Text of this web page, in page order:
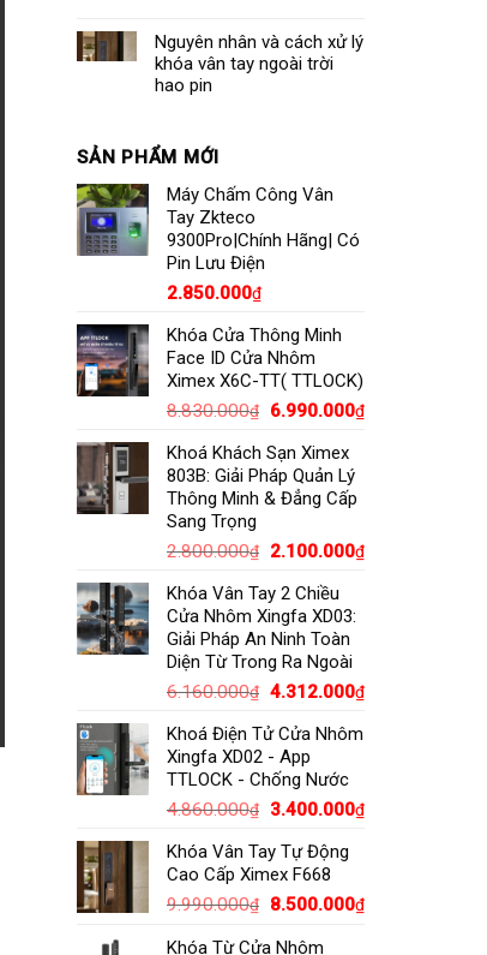
Nguyên nhân và cách xử lý
khóa vân tay ngoài trời
hao pin
SẢN PHẨM MỚI
Máy Chấm Công Vân
Tay Zkteco
9300Pro|Chính Hãng| Có
Pin Lưu Điện
2.850.000₫
Khóa Cửa Thông Minh
Face ID Cửa Nhôm
Ximex X6C-TT( TTLOCK)
8.830.000₫
Giá
là:
8.830.000₫.
6.990.000₫Giá
Khoá Khách Sạn Ximex
803B: Giải Pháp Quản Lý
Thông Minh & Đẳng Cấp
Sang Trọng
2.800.000₫
Giá
là:
2.800.000₫.
2.100.000₫Giá
Khóa Vân Tay 2 Chiều
Cửa Nhôm Xingfa XD03:
Giải Pháp An Ninh Toàn
Diện Từ Trong Ra Ngoài
6.160.000₫ Giá
là:
6.160.000₫.
4.312.000₫Giá
Khoá Điện Tử Cửa Nhôm
Xingfa XD02 - App
TTLOCK - Chống Nước
4.860.000₫
Giá
là:
4.860.000₫.
3.400.000₫Giá
3.400.000₫.
Khóa Vân Tay Tự Động
Cao Cấp Ximex F668
9.990.000₫
Giá
8.500.000₫Giá
Khóa Từ Cửa Nhôm